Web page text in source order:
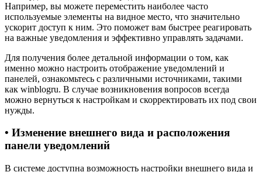
Например, вы можете переместить наиболее часто
используемые элементы на видное место, что значительно
ускорит доступ к ним. Это поможет вам быстрее реагировать
на важные уведомления и эффективно управлять задачами.
Для получения более детальной информации о том, как
именно можно настроить отображение уведомлений и
панелей, ознакомьтесь с различными источниками, такими
как winblogru. В случае возникновения вопросов всегда
можно вернуться к настройкам и скорректировать их под свои
нужды.
• Изменение внешнего вида и расположения
панели уведомлений
В системе доступна возможность настройки внешнего вида и